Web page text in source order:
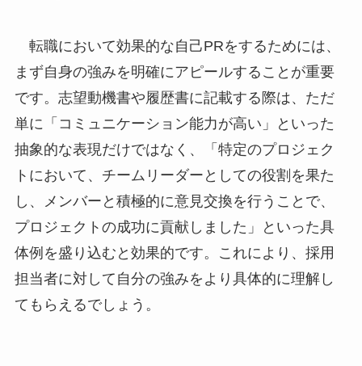
転職において効果的な自己PRをするためには、
まず自身の強みを明確にアピールすることが重要
です。志望動機書や履歴書に記載する際は、ただ
単に「コミュニケーション能力が高い」といった
抽象的な表現だけではなく、「特定のプロジェク
トにおいて、チームリーダーとしての役割を果た
し、メンバーと積極的に意見交換を行うことで、
プロジェクトの成功に貢献しました」といった具
体例を盛り込むと効果的です。これにより、採用
担当者に対して自分の強みをより具体的に理解し
てもらえるでしょう。